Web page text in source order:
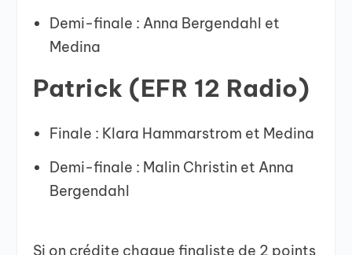
Demi-finale : Anna Bergendahl et
Medina
Patrick (EFR 12 Radio)
Finale : Klara Hammarstrom et Medina
Demi-finale : Malin Christin et Anna
Bergendahl
Si on crédite chaque finaliste de 2 points